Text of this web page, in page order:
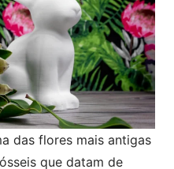
das flores mais antigas
que datam de